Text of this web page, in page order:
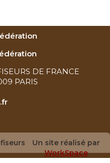
DE FRANCE
PARIS
Un site réalisé par
WorkSpace